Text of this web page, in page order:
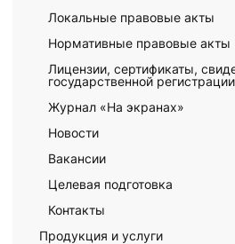
Локальные правовые акты
Нормативные правовые акты
Лицензии, сертификаты,
государственной регистрации
Журнал «На экранах»
Новости
Вакансии
Целевая подготовка
Контакты
Продукция и услуги